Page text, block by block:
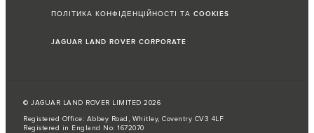
ПОЛІТИКА КОНФІДЕНЦІЙНОСТІ ТА COOKIES
JAGUAR LAND ROVER CORPORATE
© JAGUAR LAND ROVER LIMITED 2026
Registered Office: Abbey Road, Whitley, Coventry CV3 4LF
Registered in England No: 1672070